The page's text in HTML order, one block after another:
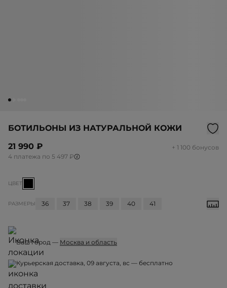
БОТИЛЬОНЫ ИЗ НАТУРАЛЬНОЙ КОЖИ
21 990 ₽
+ 1 100 бонусов
4 платежа по 5 497 ₽
ЦВЕТ
РАЗМЕРЫ 36 37 38 39 40 41
Ваш город — Москва и область
Курьерская доставка, 09 августа, вс — бесплатно